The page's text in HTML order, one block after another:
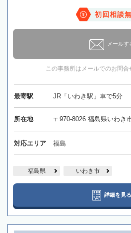
初回相談
メールす
この事務所はメールでのお問合
最寄駅 JR「いわき駅」車で5分
所在地 〒970-8026 福島県いわき
対応エリア 福島
福島県 いわき市
詳細を見る